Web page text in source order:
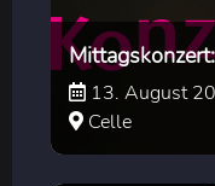
13. August
Celle